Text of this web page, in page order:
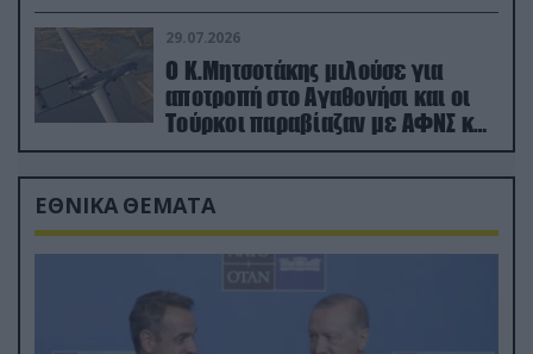
29.07.2026
Ο Κ.Μητσοτάκης μιλούσε για
αποτροπή στο Αγαθονήσι και οι
Τούρκοι παραβίαζαν με ΑΦΝΣ και
drone
ΕΘΝΙΚΑ ΘΕΜΑΤΑ